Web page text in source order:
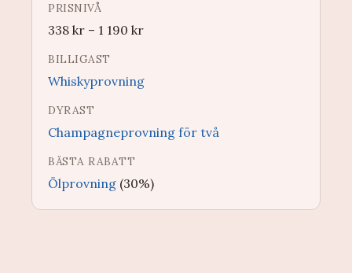
PRISNIVÅ
338 kr – 1 190 kr
BILLIGAST
Whiskyprovning
DYRAST
Champagneprovning för två
BÄSTA RABATT
Ölprovning (30%)